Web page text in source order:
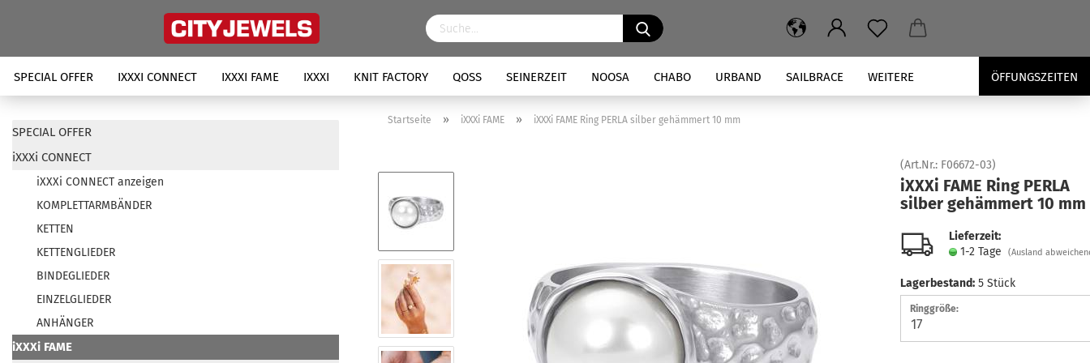
SPECIAL OFFER IXXXI CONNECT IXXXI FAME IXXXI KNIT FACTORY QOSS SEINERZEIT NOOSA CHABO URBAND SAILBRACE ÖFFUNGSZEITEN
WEITERE
Startseite » iXXXi FAME » iXXXi FAME Ring PERLA silber gehämmert 10 mm
(Art.Nr.: F06672-03)
iXXXi FAME Ring PERLA
sil­ber ge­häm­mert 10 mm
Lieferzeit:
1-2 Tage
(Ausland
Lagerbestand: 5 Stück
Ringgröße:
SPECIAL OFFER
iXXXi CONNECT
iXXXi CONNECT anzeigen
KOMPLETTARMBÄNDER
KETTEN
KETTENGLIEDER
BINDEGLIEDER
EINZELGLIEDER
ANHÄNGER
iXXXi FAME